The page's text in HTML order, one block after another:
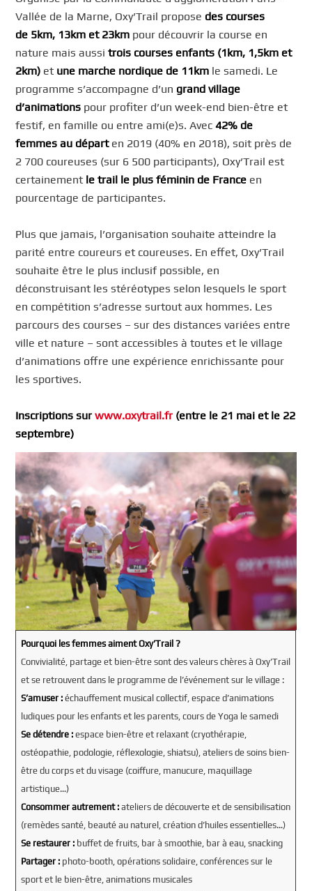
Vallée de la Marne, Oxy’Trail propose des courses
de 5km, 13km et 23km pour découvrir la course en
nature mais aussi trois courses enfants (1km, 1,5km et
2km) et une marche nordique de 11km le samedi. Le
programme s’accompagne d’un grand village
d’animations pour profiter d’un week-end bien-être et
festif, en famille ou entre ami(e)s. Avec42% de
femmes au départen 2019 (40% en 2018), soit près de
2 700 coureuses (sur 6 500 participants), Oxy’Trail est
certainement le trail le plus féminin de France en
pourcentage de participantes.
Plus que jamais, l’organisation souhaite atteindre la
parité entre coureurs et coureuses. En effet, Oxy’Trail
souhaite être le plus inclusif possible, en
déconstruisant les stéréotypes selon lesquels le sport
en compétition s’adresse surtout aux hommes. Les
parcours des courses – sur des distances variées entre
ville et nature – sont accessibles à toutes et le village
d’animations offre une expérience enrichissante pour
les sportives.
Inscriptions surwww.oxytrail.fr (entre le 21 mai et le 22
septembre)
Pourquoi les femmes aiment Oxy’Trail ?
Convivialité, partage et bien-être sont des valeurs chères à Oxy’Trail
et se retrouvent dans le programme de l’événement sur le village :
S’amuser :échauffement musical collectif, espace d’animations
ludiques pour les enfants et les parents, cours de Yoga le samedi
Se détendre :espace bien-être et relaxant (cryothérapie,
ostéopathie, podologie, réflexologie, shiatsu), ateliers de soins bien-
être du corps et du visage (coiffure, manucure, maquillage
artistique…)
Consommer autrement : ateliers de découverte et de sensibilisation
(remèdes santé, beauté au naturel, création d’huiles essentielles…)
Se restaurer : buffet de fruits, bar à smoothie, bar à eau, snacking
Partager :photo-booth, opérations solidaire, conférences sur le
sport et le bien-être, animations musicales